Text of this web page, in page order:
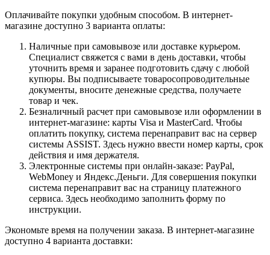
Оплачивайте покупки удобным способом. В интернет-
магазине доступно 3 варианта оплаты:
Наличные при самовывозе или доставке курьером.
Специалист свяжется с вами в день доставки, чтобы
уточнить время и заранее подготовить сдачу с любой
купюры. Вы подписываете товаросопроводительные
документы, вносите денежные средства, получаете
товар и чек.
Безналичный расчет при самовывозе или оформлении в
интернет-магазине: карты Visa и MasterCard. Чтобы
оплатить покупку, система перенаправит вас на сервер
системы ASSIST. Здесь нужно ввести номер карты, срок
действия и имя держателя.
Электронные системы при онлайн-заказе: PayPal,
WebMoney и Яндекс.Деньги. Для совершения покупки
система перенаправит вас на страницу платежного
сервиса. Здесь необходимо заполнить форму по
инструкции.
Экономьте время на получении заказа. В интернет-магазине
доступно 4 варианта доставки: